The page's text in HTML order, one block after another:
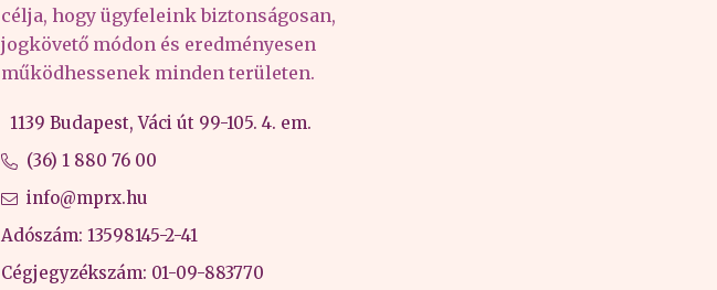
célja, hogy ügyfeleink biztonságosan,
jogkövető módon és eredményesen
működhessenek minden területen.
1139 Budapest, Váci út 99-105. 4. em.
(36) 1 880 76 00
info@mprx.hu
Adószám: 13598145-2-41
Cégjegyzékszám: 01-09-883770